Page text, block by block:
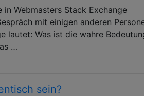
Webmasters Stack Exchange
mit einigen anderen
lautet: Was ist die wahre
…
sein?